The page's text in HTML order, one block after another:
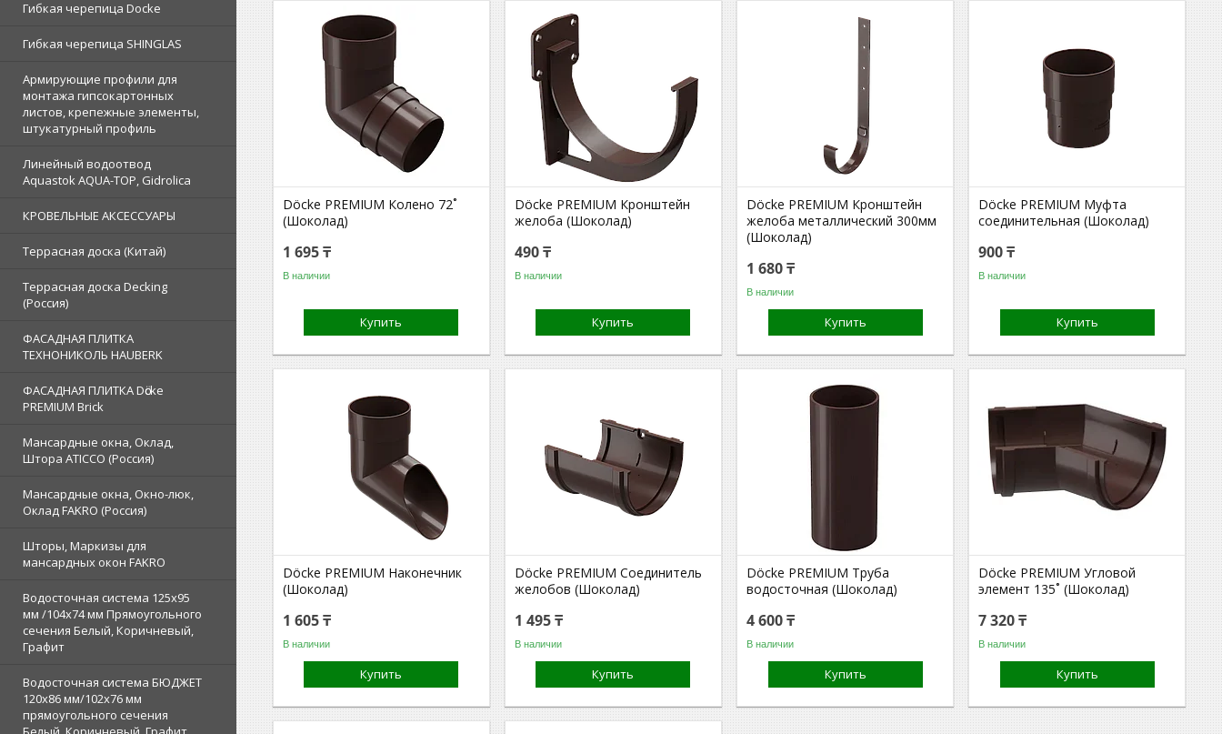
Гибкая черепица Docke
Гибкая черепица SHINGLAS
Армирующие профили для
монтажа гипсокартонных
листов, крепежные элементы,
штукатурный профиль
Линейный водоотвод
Aquastok AQUA-TOP, Gidrolica
КРОВЕЛЬНЫЕ АКСЕССУАРЫ
Террасная доска (Китай)
Террасная доска Decking
(Россия)
ФАСАДНАЯ ПЛИТКА
ТЕХНОНИКОЛЬ HAUBERK
ФАСАДНАЯ ПЛИТКА Dӧcke
PREMIUM Brick
Мансардные окна, Оклад,
Штора ATICCO (Россия)
Мансардные окна, Окно-люк,
Оклад FAKRO (Россия)
Шторы, Маркизы для
мансардных окон FAKRO
Водосточная система 125х95
мм /104х74 мм Прямоугольного
сечения Белый, Коричневый,
Графит
Водосточная система БЮДЖЕТ
120х86 мм/102х76 мм
прямоугольного сечения
Döcke PREMIUM Колено 72˚
(Шоколад)
1 695 ₸
В наличии
Купить
Döcke PREMIUM Кронштейн
желоба (Шоколад)
490 ₸
В наличии
Купить
Döcke PREMIUM Кронштейн
желоба металлический 300мм
(Шоколад)
1 680 ₸
В наличии
Купить
Döcke PREMIUM Муфта
соединительная (Шоколад)
900 ₸
В наличии
Купить
Döcke PREMIUM Наконечник
(Шоколад)
1 605 ₸
В наличии
Купить
Döcke PREMIUM Соединитель
желобов (Шоколад)
1 495 ₸
В наличии
Купить
Döcke PREMIUM Труба
водосточная (Шоколад)
4 600 ₸
В наличии
Купить
Döcke PREMIUM Угловой
элемент 135˚ (Шоколад)
7 320 ₸
В наличии
Купить